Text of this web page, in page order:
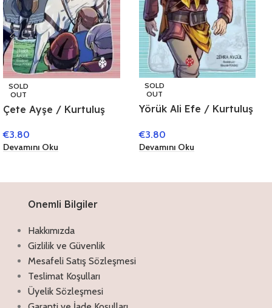
SOLD
OUT
Çete Ayşe / Kurtuluş
€3.80
Devamını Oku
SOLD
OUT
Yörük Ali Efe / Kurtuluş
€3.80
Devamını Oku
Onemli Bilgiler
Hakkımızda
Gizlilik ve Güvenlik
Mesafeli Satış Sözleşmesi
Teslimat Koşulları
Üyelik Sözleşmesi